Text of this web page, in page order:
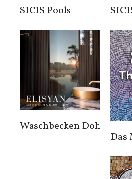
SICIS Pools
Waschbecken Doh
Das